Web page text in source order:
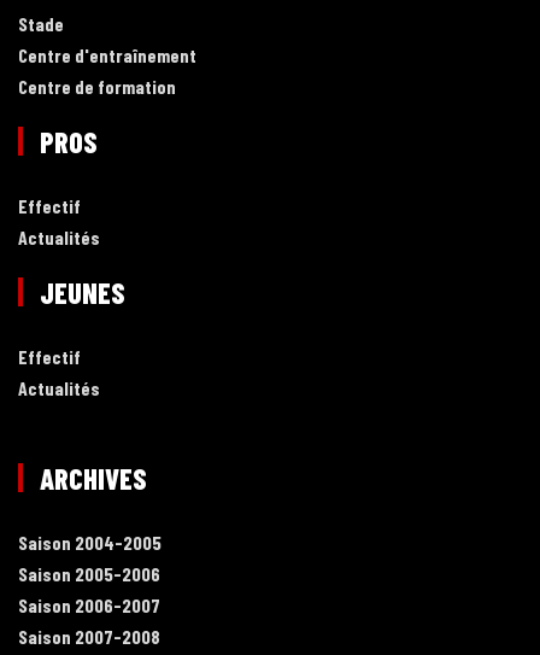
Stade
Centre d'entraînement
Centre de formation
PROS
Effectif
Actualités
JEUNES
Effectif
Actualités
ARCHIVES
Saison 2004-2005
Saison 2005-2006
Saison 2006-2007
Saison 2007-2008